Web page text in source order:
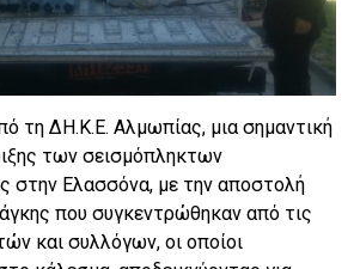
τη ΔΗ.Κ.Ε. Αλμωπίας, μια σημαντική
των σεισμόπληκτων
στην Ελασσόνα, με την αποστολή
που συγκεντρώθηκαν από τις
και συλλόγων, οι οποίοι